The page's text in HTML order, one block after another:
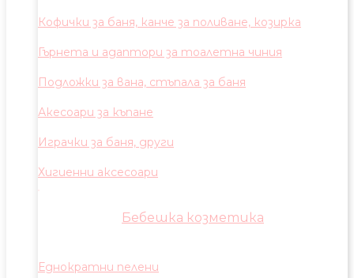
Кофички за баня, канче за поливане, козирка
Гърнета и адаптори за тоалетна чиния
Подложки за вана, стъпала за баня
Акесоари за къпане
Играчки за баня, други
Хигиенни аксесоари
Бебешка козметика
Еднократни пелени